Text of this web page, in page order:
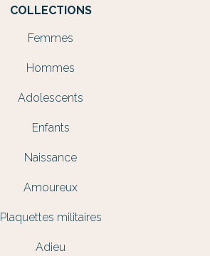
COLLECTIONS
Femmes
Hommes
Adolescents
Enfants
Naissance
Amoureux
Plaquettes militaires
Adieu